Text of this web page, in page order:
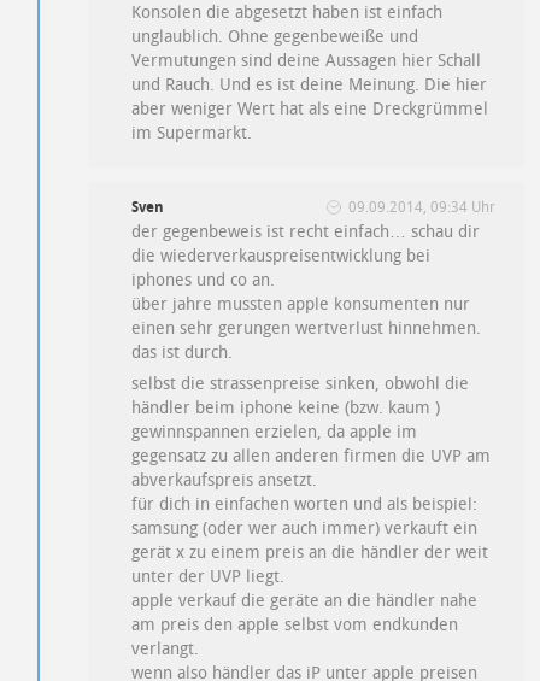
Konsolen die abgesetzt haben ist einfach
unglaublich. Ohne gegenbeweiße und
Vermutungen sind deine Aussagen hier Schall
und Rauch. Und es ist deine Meinung. Die hier
aber weniger Wert hat als eine Dreckgrümmel
im Supermarkt.
Sven 09.09.2014, 09:34 Uhr
der gegenbeweis ist recht einfach… schau dir
die wiederverkauspreisentwicklung bei
iphones und co an.
über jahre mussten apple konsumenten nur
einen sehr gerungen wertverlust hinnehmen.
das ist durch.
selbst die strassenpreise sinken, obwohl die
händler beim iphone keine (bzw. kaum )
gewinnspannen erzielen, da apple im
gegensatz zu allen anderen firmen die UVP am
abverkaufspreis ansetzt.
für dich in einfachen worten und als beispiel:
samsung (oder wer auch immer) verkauft ein
gerät x zu einem preis an die händler der weit
unter der UVP liegt.
apple verkauf die geräte an die händler nahe
am preis den apple selbst vom endkunden
verlangt.
wenn also händler das iP unter apple preisen